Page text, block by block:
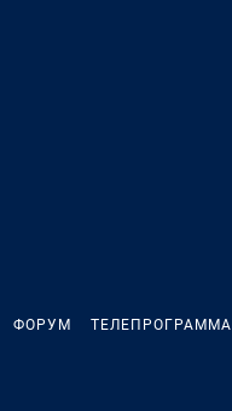
ФОРУМ ТЕЛЕПРОГРАММА